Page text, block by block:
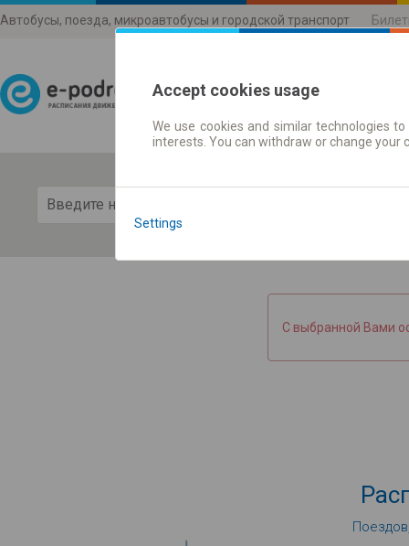
Автобусы, поезда, микроавтобусы и городской транспорт
Расписания
С выбранной Вами
Accept cookies usage
We use cookies and similar technologies
interests. You can withdraw or change
Settings